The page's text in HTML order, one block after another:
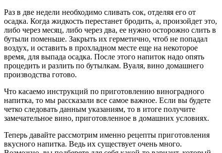
Раз в две недели необходимо сливать сок, отделяя его от
осадка. Когда жидкость перестанет бродить, а, произойдет это,
либо через месяц, либо через два, ее нужно осторожно слить в
бутыли поменьше. Закрыть их герметично, чтоб не попадал
воздух, и оставить в прохладном месте еще на некоторое
время, для выпада осадка. После этого напиток надо опять
процедить и разлить по бутылкам. Вуаля, вино домашнего
производства готово.
Что касаемо инструкций по приготовлению виноградного
напитка, то мы рассказали все самое важное. Если вы будете
четко следовать данным указаниям, то в итоге получите
замечательное вино, приготовленное в домашних условиях.
Теперь давайте рассмотрим именно рецепты приготовления
вкусного напитка. Ведь их существует очень много.